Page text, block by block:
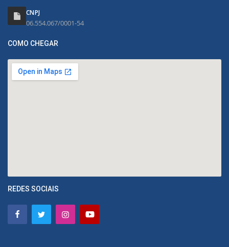
CNPJ
06.554.067/0001-54
COMO CHEGAR
REDES SOCIAIS